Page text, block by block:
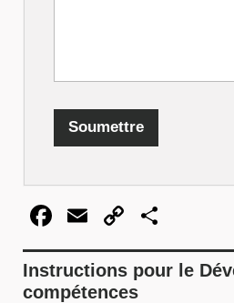
Soumettre
Facebook
EmailCopy
Link
Instructions pour le
compétences